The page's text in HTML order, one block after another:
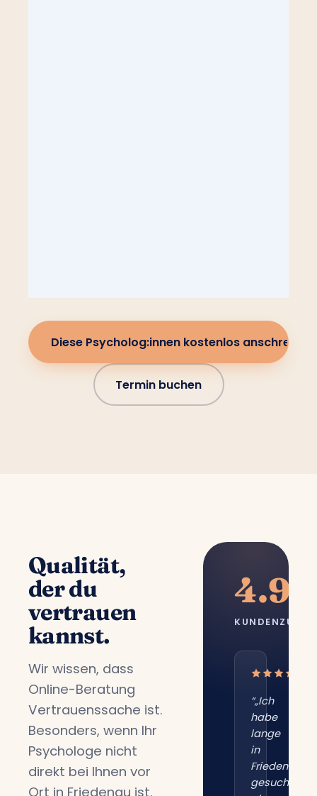
Diese Psycholog:innen kostenlos anschreiben
Termin buchen
Qualität,
der du
vertrauen
kannst.
Wir wissen, dass
Online-Beratung
Vertrauenssache ist.
Besonders, wenn Ihr
Psychologe nicht
direkt bei Ihnen vor
Ort in Friedenau ist.
4.9/
“„Ich
habe
lange
in
Friedenau
gesucht,